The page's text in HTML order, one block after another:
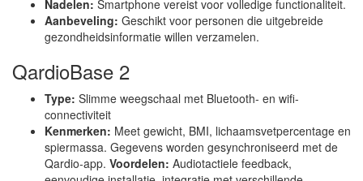
Nadelen: Smartphone vereist voor volledige functionaliteit.
Aanbeveling: Geschikt voor personen die uitgebreide
gezondheidsinformatie willen verzamelen.
QardioBase 2
Type: Slimme weegschaal met Bluetooth- en wifi-
connectiviteit
Kenmerken: Meet gewicht, BMI, lichaamsvetpercentage en
spiermassa. Gegevens worden gesynchroniseerd met de
Qardio-app. Voordelen: Audiotactiele feedback,